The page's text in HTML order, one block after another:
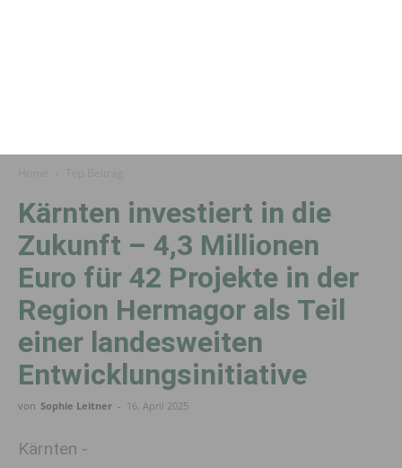
Kärnten investiert in die
Zukunft – 4,3 Millionen
Euro für 42 Projekte in der
Region Hermagor als Teil
einer landesweiten
Entwicklungsinitiative
von Sophie Leitner - 16. April 2025
Kärnten -